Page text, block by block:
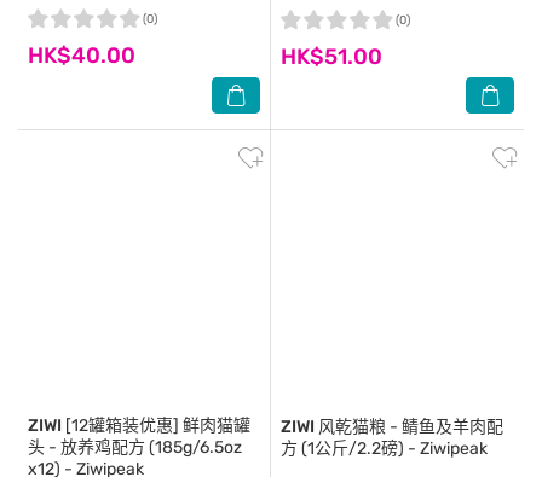
HK$40.00
(0)
HK$51.00
(0)
ZIWI [12罐箱装优惠] 鲜肉猫罐
头 - 放养鸡配方 (185g/6.5oz
x12) - Ziwipeak
ZIWI 风乾猫粮 - 鲭鱼及羊肉配
方 (1公斤/2.2磅) - Ziwipeak